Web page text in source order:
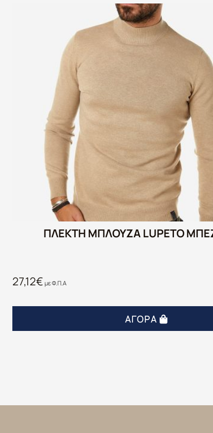
ΠΛΕΚΤΗ ΜΠΛΟΥΖΑ LUPETO
27,12€με Φ.Π.Α
ΑΓΟΡΆ